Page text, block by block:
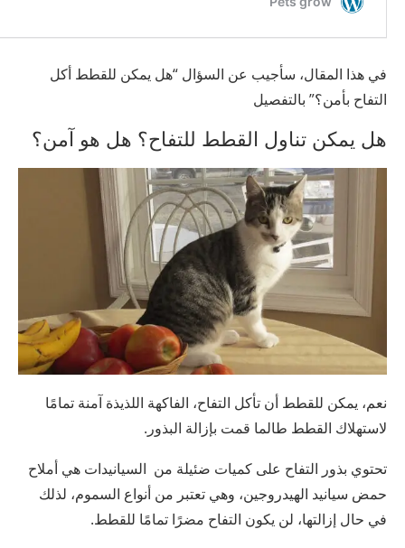
في هذا المقال، سأجيب عن السؤال “هل يمكن للقطط أكل
التفاح بأمن؟” بالتفصيل
هل يمكن تناول القطط للتفاح؟ هل هو آمن؟
نعم، يمكن للقطط أن تأكل التفاح، الفاكهة اللذيذة آمنة تمامًا
لاستهلاك القطط طالما قمت بإزالة البذور.
تحتوي بذور التفاح على كميات ضئيلة من السيانيدات هي أملاح
حمض سيانيد الهيدروجين، وهي تعتبر من أنواع السموم، لذلك
في حال إزالتها، لن يكون التفاح مضرًا تمامًا للقطط.